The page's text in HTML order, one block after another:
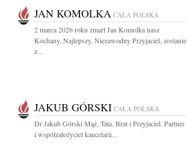
JAN KOMOLKA CAŁA POLSKA
2 marca 2026 roku zmarł Jan Komolka nasz
Kochany, Najlepszy, Niezawodny Przyjaciel, zostanie
z...
JAKUB GÓRSKI CAŁA POLSKA
Dr Jakub Górski Mąż, Tata, Brat i Przyjaciel. Partner
i współzałożyciel kancelarii...